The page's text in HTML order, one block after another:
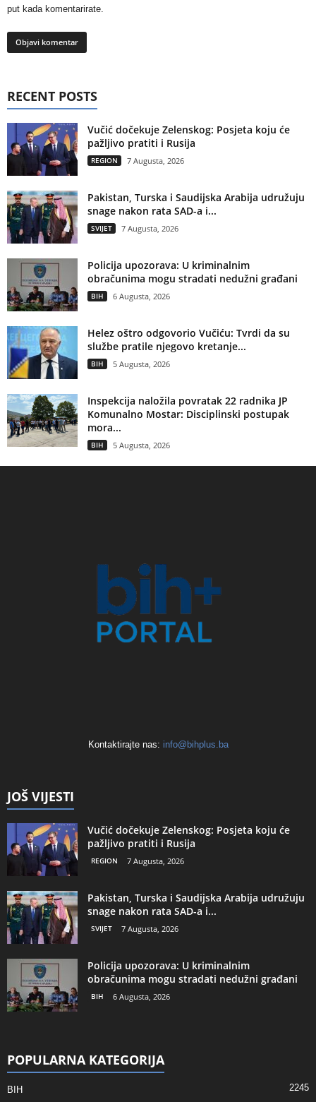
put kada komentarirate.
RECENT POSTS
Vučić dočekuje Zelenskog: Posjeta koju će
pažljivo pratiti i Rusija
REGION 7 Augusta, 2026
Pakistan, Turska i Saudijska Arabija udružuju
snage nakon rata SAD-a i...
SVIJET 7 Augusta, 2026
Policija upozorava: U kriminalnim
obračunima mogu stradati nedužni građani
BIH 6 Augusta, 2026
Helez oštro odgovorio Vučiću: Tvrdi da su
službe pratile njegovo kretanje...
BIH 5 Augusta, 2026
Inspekcija naložila povratak 22 radnika JP
Komunalno Mostar: Disciplinski postupak
mora...
BIH 5 Augusta, 2026
Kontaktirajte nas: info@bihplus.ba
JOŠ VIJESTI
Vučić dočekuje Zelenskog: Posjeta koju će
pažljivo pratiti i Rusija
REGION 7 Augusta, 2026
Pakistan, Turska i Saudijska Arabija udružuju
snage nakon rata SAD-a i...
SVIJET 7 Augusta, 2026
Policija upozorava: U kriminalnim
obračunima mogu stradati nedužni građani
BIH 6 Augusta, 2026
POPULARNA KATEGORIJA
BIH 2245